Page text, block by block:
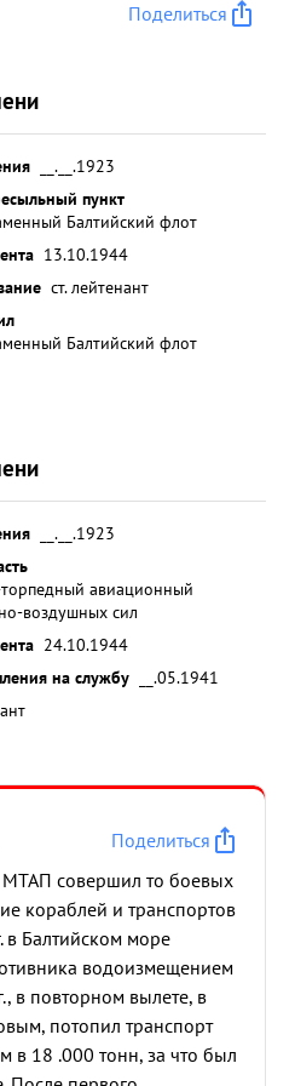
Поделиться
__.__.1923
пункт
Балтийский флот
13.10.1944
ст. лейтенант
Балтийский флот
__.__.1923
авиационный
воздушных сил
24.10.1944
на службу
__.05.1941
Поделиться
МТАП совершил то боевых
кораблей и транспортов
в Балтийском море
водоизмещением
в повторном вылете, в
потопил транспорт
в 18 .000 тонн, за что был